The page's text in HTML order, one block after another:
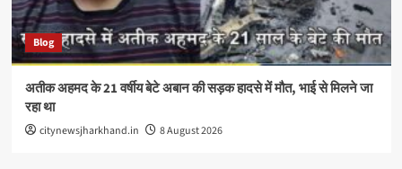
Blog
अतीक अहमद के 21 वर्षीय बेटे अबान की सड़क हादसे में मौत, भाई से मिलने जा
रहा था
citynewsjharkhand.in 8 August 2026